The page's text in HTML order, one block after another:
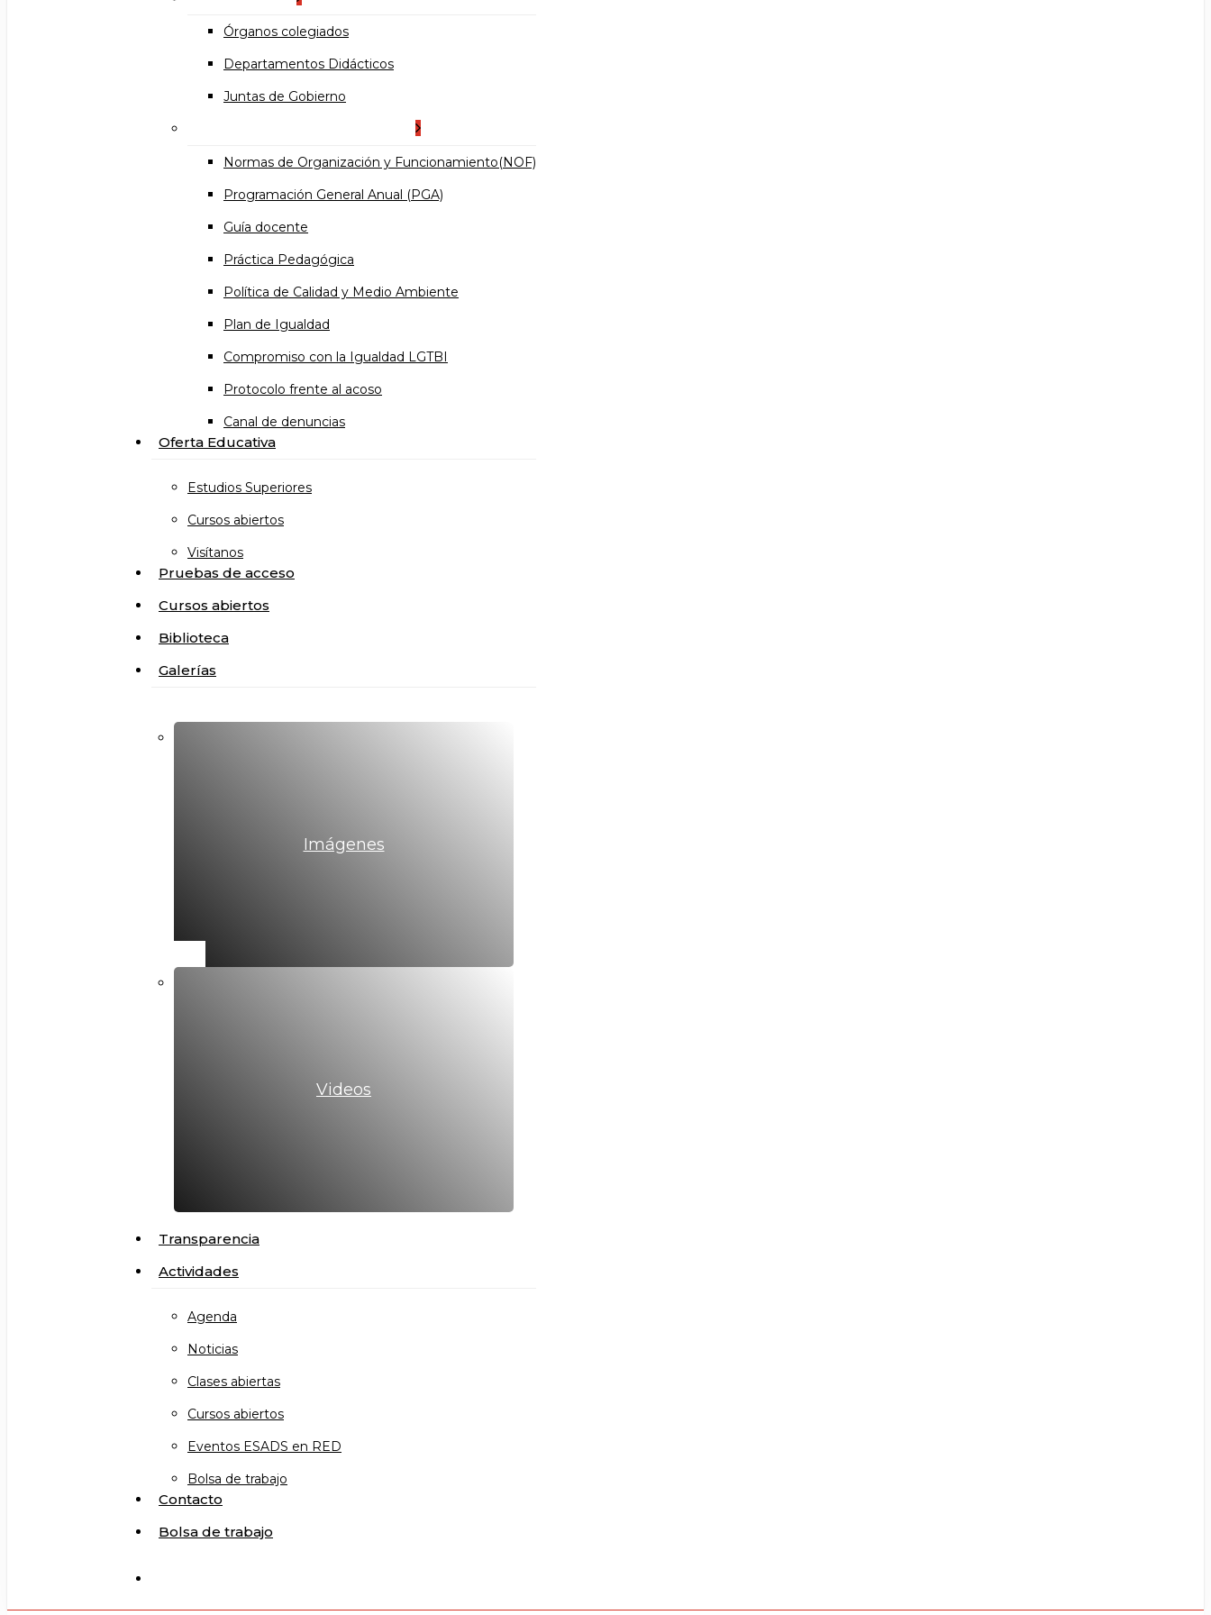
Órganos colegiados
Departamentos Didácticos
Juntas de Gobierno
Normas de Organización y Funcionamiento(NOF)
Programación General Anual (PGA)
Guía docente
Práctica Pedagógica
Política de Calidad y Medio Ambiente
Plan de Igualdad
Compromiso con la Igualdad LGTBI
Protocolo frente al acoso
Canal de denuncias
Oferta Educativa
Estudios Superiores
Cursos abiertos
Visítanos
Pruebas de acceso
Cursos abiertos
Biblioteca
Galerías
Imágenes
Videos
Transparencia
Actividades
Agenda
Noticias
Clases abiertas
Cursos abiertos
Eventos ESADS en RED
Bolsa de trabajo
Contacto
Bolsa de trabajo